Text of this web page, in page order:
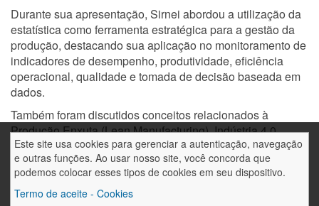
Este site usa cookies para gerenciar a autenticação, navegação
e outras funções. Ao usar nosso site, você concorda que
podemos colocar esses tipos de cookies em seu dispositivo.
Termo de aceite - Cookies
Durante sua apresentação, Sirnei abordou a utilização da
estatística como ferramenta estratégica para a gestão da
produção, destacando sua aplicação no monitoramento de
indicadores de desempenho, produtividade, eficiência
operacional, qualidade e tomada de decisão baseada em
dados.
Também foram discutidos conceitos relacionados à
Produção Enxuta (Lean Manufacturing), Indústria 4.0,
Indústria 5.0 e Inteligência Artificial, evidenciando como a
transformação digital tem ampliado as possibilidades de
controle, análise e melhoria contínua dos processos
produtivos.